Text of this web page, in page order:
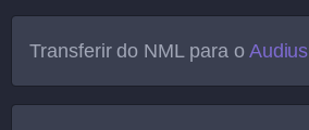
Transferir do NML para o Audius